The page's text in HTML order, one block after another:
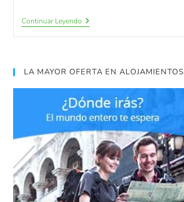
Continuar Leyendo
LA MAYOR OFERTA EN ALOJAMIENTOS